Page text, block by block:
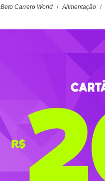
Beto Carrero World Alimentação